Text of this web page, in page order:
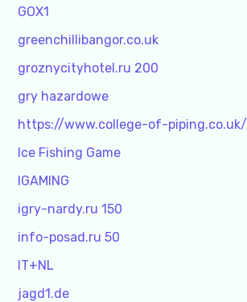
GOX1
greenchillibangor.co.uk
groznycityhotel.ru 200
gry hazardowe
https://www.college-of-piping.co.uk/
Ice Fishing Game
IGAMING
igry-nardy.ru 150
info-posad.ru 50
IT+NL
jagd1.de